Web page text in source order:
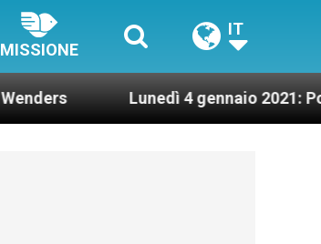
MISSIONE
IT
Lunedì 4 gennaio 2021: Possesso